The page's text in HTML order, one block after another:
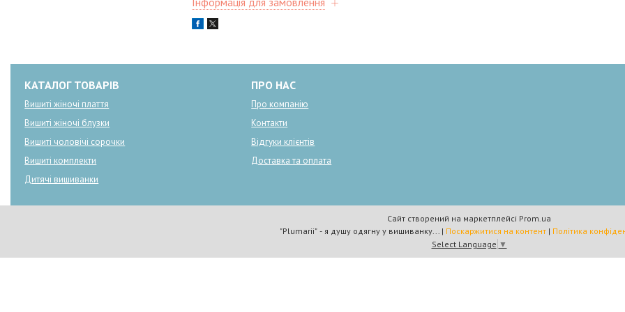
КАТАЛОГ ТОВАРІВ
Вишиті жіночі плаття
Вишиті жіночі блузки
Вишиті чоловічі сорочки
Вишиті комплекти
Дитячі вишиванки
ПРО НАС
Про компанію
Контакти
Відгуки клієнтів
Доставка та оплата
Сайт створений на маркетплейсі Prom.ua
"Plumarii" - я душу одягну у вишиванку... | Поскаржитися на контент | Політика
Select Language ▼